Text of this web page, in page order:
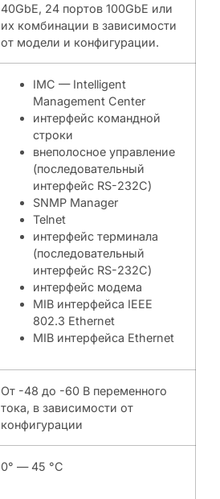
40GbE, 24 портов 100GbE или
их комбинации в зависимости
от модели и конфигурации.
IMC — Intelligent
Management Center
интерфейс командной
строки
внеполосное управление
(последовательный
интерфейс RS-232C)
SNMP Manager
Telnet
интерфейс терминала
(последовательный
интерфейс RS-232C)
интерфейс модема
MIB интерфейса IEEE
802.3 Ethernet
MIB интерфейса Ethernet
От -48 до -60 В переменного
тока, в зависимости от
конфигурации
0° — 45 °C